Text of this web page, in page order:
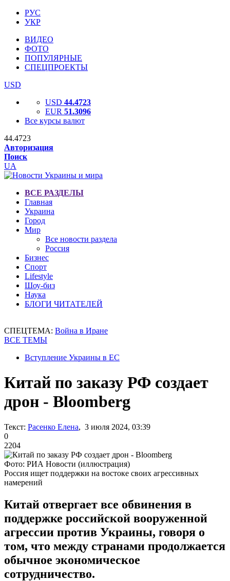
РУС
УКР
ВИДЕО
ФОТО
ПОПУЛЯРНЫЕ
СПЕЦПРОЕКТЫ
USD
USD 44.4723
EUR 51.3096
Все курсы валют
44.4723
Авторизация
Поиск
UA
ВСЕ РАЗДЕЛЫ
Главная
Украина
Город
Мир
Все новости раздела
Россия
Бизнес
Спорт
Lifestyle
Шоу-биз
Наука
БЛОГИ ЧИТАТЕЛЕЙ
СПЕЦТЕМА: Война в Иране
ВСЕ ТЕМЫ
Вступление Украины в ЕС
Китай по заказу РФ создает
дрон - Bloomberg
Текст: Расенко Елена, 3 июля 2024, 03:39
0
2204
Фото: РИА Новости (иллюстрация)
Россия ищет поддержки на востоке своих агрессивных
намерений
Китай отвергает все обвинения в
поддержке российской вооруженной
агрессии против Украины, говоря о
том, что между странами продолжается
обычное экономическое
сотрудничество.